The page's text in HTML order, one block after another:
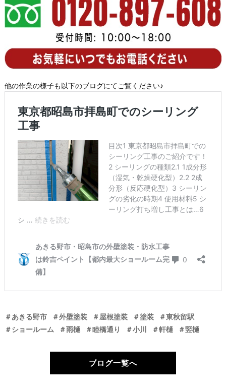
他の作業の様子も以下のブログにてご覧ください♪
＃あきる野市 ＃外壁塗装 ＃屋根塗装 ＃塗装
＃東秋留駅
＃ショールーム
＃雨樋 ＃睦橋通り ＃小川 ＃軒樋 ＃竪樋
ブログ一覧へ